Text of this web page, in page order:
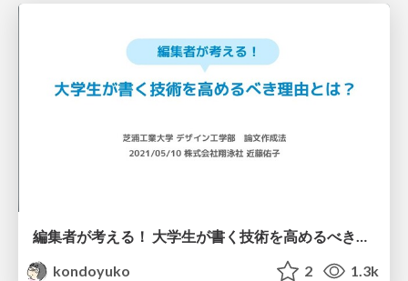
編集者が考える！ 大学生が書く技術を高めるべき理由とは？ / Why should we improve our writing skills?
kondoyuko
2 1.3k